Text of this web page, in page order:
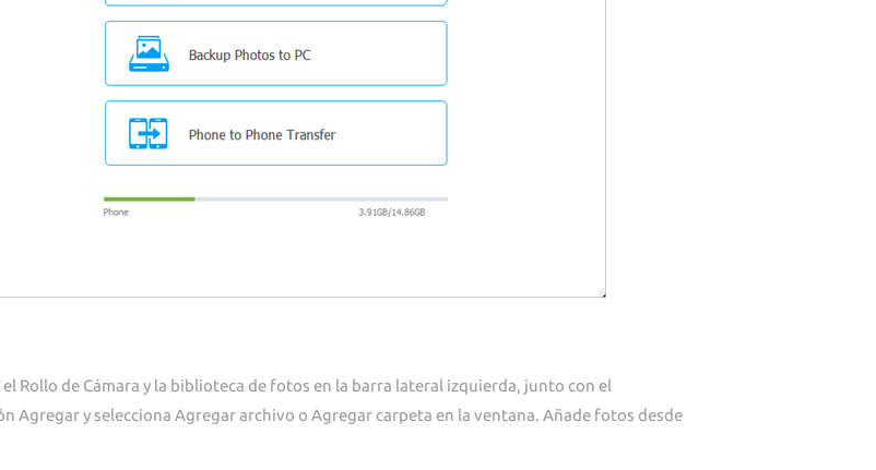
Rollo de Cámara y la biblioteca de fotos en la barra lateral izquierda, junto con el
Agregar y selecciona Agregar archivo o Agregar carpeta en la ventana. Añade fotos desde